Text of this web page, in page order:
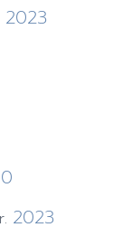
2023
2023